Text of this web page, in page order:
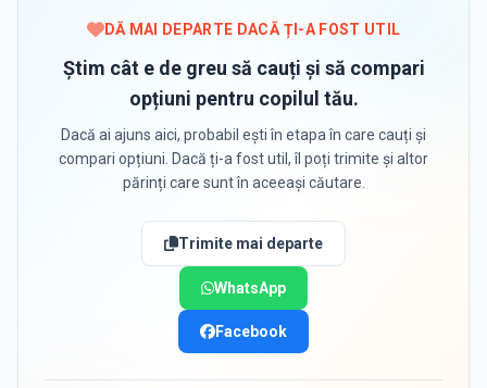
DĂ MAI DEPARTE DACĂ ȚI-A FOST UTIL
Știm cât e de greu să cauți și să compari
opțiuni pentru copilul tău.
Dacă ai ajuns aici, probabil ești în etapa în care cauți și
compari opțiuni. Dacă ți-a fost util, îl poți trimite și altor
părinți care sunt în aceeași căutare.
Trimite mai departe
WhatsApp
Facebook